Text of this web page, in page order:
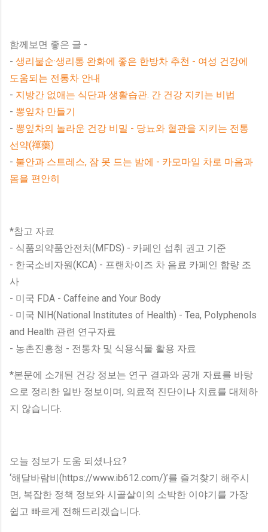
함께보면 좋은 글 -
- 생리불순·생리통 완화에 좋은 한방차 추천 - 여성 건강에
도움되는 전통차 안내
- 지방간 없애는 식단과 생활습관. 간 건강 지키는 비법
- 뽕잎차 만들기
- 뽕잎차의 놀라운 건강 비밀 - 당뇨와 혈관을 지키는 전통
선약(禪藥)
- 불안과 스트레스, 잠 못 드는 밤에 - 카모마일 차로 마음과
몸을 편안히
*참고 자료
- 식품의약품안전처(MFDS) - 카페인 섭취 권고 기준
- 한국소비자원(KCA) - 프랜차이즈 차 음료 카페인 함량 조
사
- 미국 FDA - Caffeine and Your Body
- 미국 NIH(National Institutes of Health) - Tea, Polyphenols
and Health 관련 연구자료
- 농촌진흥청 - 전통차 및 식용식물 활용 자료
*본문에 소개된 건강 정보는 연구 결과와 공개 자료를 바탕
으로 정리한 일반 정보이며, 의료적 진단이나 치료를 대체하
지 않습니다.
오늘 정보가 도움 되셨나요?
‘해달바람비(https://www.ib612.com/)’를 즐겨찾기 해주시
면, 복잡한 정책 정보와 시골살이의 소박한 이야기를 가장
쉽고 빠르게 전해드리겠습니다.